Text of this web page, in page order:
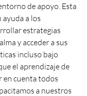
de apoyo. Esta
a los
estrategias
y acceder a sus
incluso bajo
el aprendizaje de
en cuenta todos
a nuestros